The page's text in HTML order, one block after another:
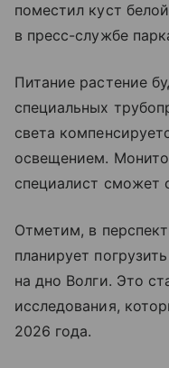
поместил куст
в пресс-службе
Питание растение
специальных
света
освещением.
специалист
Отметим, в
планирует
на дно Волги. Это
исследования,
2026 года.